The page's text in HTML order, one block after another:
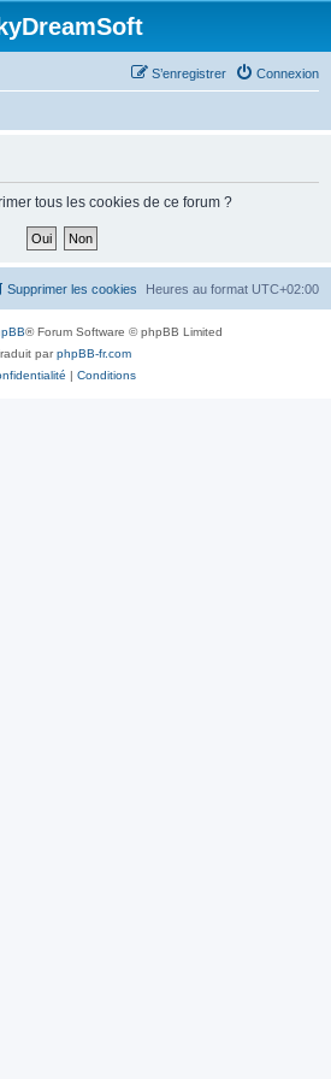
Connexion
S’enregistrer
tous les cookies de ce forum ?
Heures au format UTC+02:00
Supprimer les cookies
® Forum Software © phpBB Limited
parphpBB-fr.com
| Conditions